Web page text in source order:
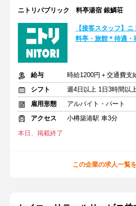
ニトリパブリック 料亭湯宿 銀鱗荘
【接客スタッフ】
料亭・旅館＊待遇・
給与
時給1200円＋交通費支
シフト
週4日以上 1日3時間以
雇用形態
アルバイト・パート
アクセス
小樽築港駅 車3分
本日、掲載終了
この企業の求人一覧